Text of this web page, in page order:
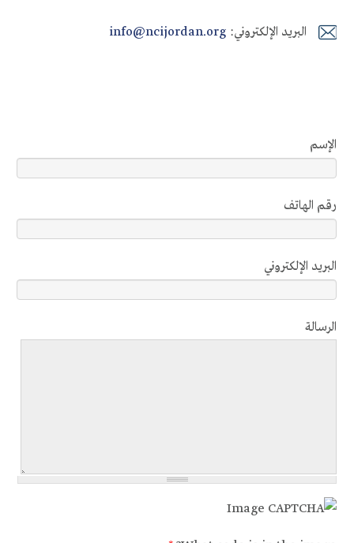
البريد الإلكتروني:info@ncijordan.org
الهاتف
الإلكتروني